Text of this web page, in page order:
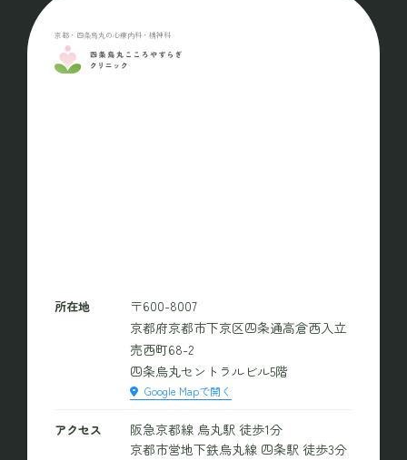
京都・四条烏丸の心療内科・精神科
所在地
〒600-8007
京都府京都市下京区四条通高倉西入立
売西町68-2
四条烏丸セントラルビル5階
Google Mapで開く
アクセス
阪急京都線 烏丸駅 徒歩1分
京都市営地下鉄烏丸線 四条駅 徒歩3分